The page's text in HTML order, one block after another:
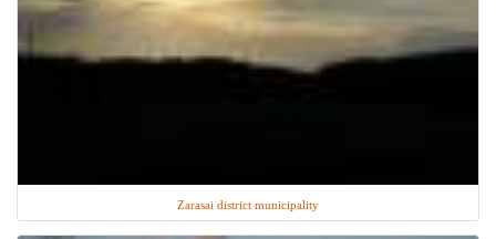
Zarasai district municipality